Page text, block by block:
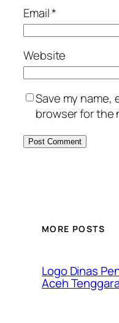
Email*
Website
Save my name,
browser for the
MORE POSTS
Logo Dinas
Aceh